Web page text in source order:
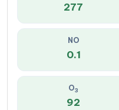
277
NO
0.1
O3
92